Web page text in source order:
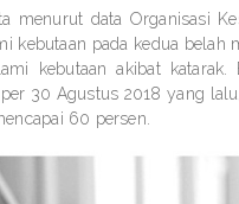
menurut data Organisasi
kebutaan pada kedua belah
kebutaan akibat katarak.
30 Agustus 2018 yang
60 persen.